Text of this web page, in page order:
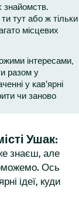
тут або ж тільки
місцевих
інтересами,
разом у
у кав'ярні
чи заново
Ушак:
знаєш, але
Ось
ідеї, куди